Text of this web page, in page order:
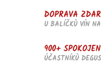
DOPRAVA
U BALÍČKŮ VÍN
900+
ÚČASTNÍKŮ